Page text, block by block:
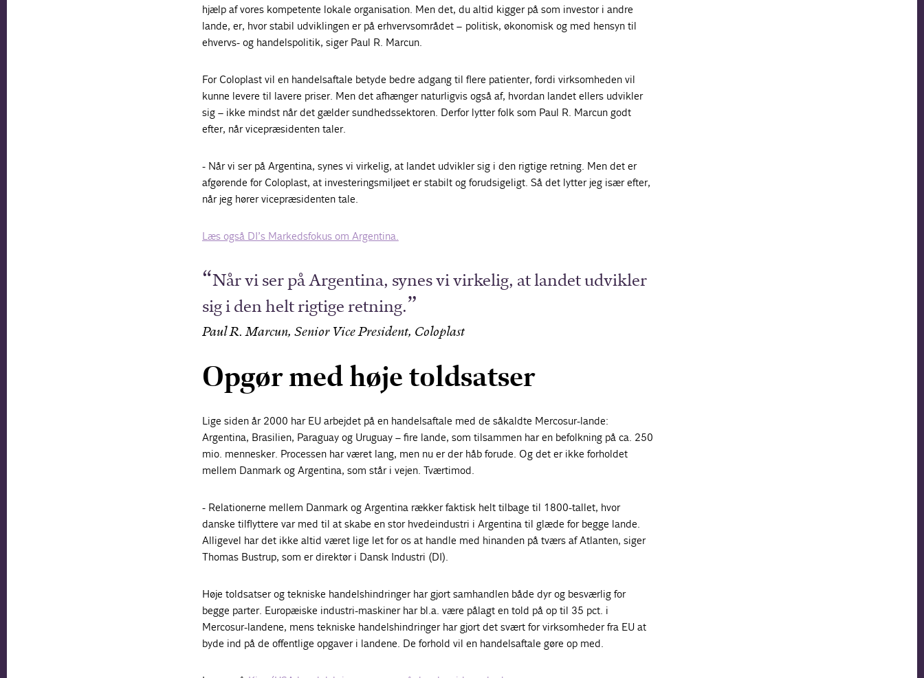
hjælp af vores kompetente lokale organisation. Men det, du altid kigger på som investor i andre
lande, er, hvor stabil udviklingen er på erhvervsområdet – politisk, økonomisk og med hensyn til
ehvervs- og handelspolitik, siger Paul R. Marcun.
For Coloplast vil en handelsaftale betyde bedre adgang til flere patienter, fordi virksomheden vil
kunne levere til lavere priser. Men det afhænger naturligvis også af, hvordan landet ellers udvikler
sig – ikke mindst når det gælder sundhedssektoren. Derfor lytter folk som Paul R. Marcun godt
efter, når vicepræsidenten taler.
- Når vi ser på Argentina, synes vi virkelig, at landet udvikler sig i den rigtige retning. Men det er
afgørende for Coloplast, at investeringsmiljøet er stabilt og forudsigeligt. Så det lytter jeg især efter,
når jeg hører vicepræsidenten tale.
Læs også DI’s Markedsfokus om Argentina.
Når vi ser på Argentina, synes vi virkelig, at landet udvikler
sig i den helt rigtige retning.
Paul R. Marcun, Senior Vice President, Coloplast
Opgør med høje toldsatser
Lige siden år 2000 har EU arbejdet på en handelsaftale med de såkaldte Mercosur-lande:
Argentina, Brasilien, Paraguay og Uruguay – fire lande, som tilsammen har en befolkning på ca. 250
mio. mennesker. Processen har været lang, men nu er der håb forude. Og det er ikke forholdet
mellem Danmark og Argentina, som står i vejen. Tværtimod.
- Relationerne mellem Danmark og Argentina rækker faktisk helt tilbage til 1800-tallet, hvor
danske tilflyttere var med til at skabe en stor hvedeindustri i Argentina til glæde for begge lande.
Alligevel har det ikke altid været lige let for os at handle med hinanden på tværs af Atlanten, siger
Thomas Bustrup, som er direktør i Dansk Industri (DI).
Høje toldsatser og tekniske handelshindringer har gjort samhandlen både dyr og besværlig for
begge parter. Europæiske industri-maskiner har bl.a. være pålagt en told på op til 35 pct. i
Mercosur-landene, mens tekniske handelshindringer har gjort det svært for virksomheder fra EU at
byde ind på de offentlige opgaver i landene. De forhold vil en handelsaftale gøre op med.